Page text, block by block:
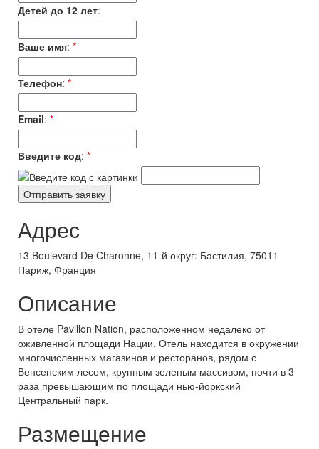
Детей до 12 лет:
Ваше имя: *
Телефон: *
Email: *
Введите код: *
Адрес
13 Boulevard De Charonne, 11-й округ: Бастилия, 75011
Париж, Франция
Описание
В отеле Pavillon Nation, расположенном недалеко от
оживленной площади Нации. Отель находится в окружении
многочисленных магазинов и ресторанов, рядом с
Венсенским лесом, крупным зеленым массивом, почти в 3
раза превышающим по площади нью-йоркский
Центральный парк.
Размещение